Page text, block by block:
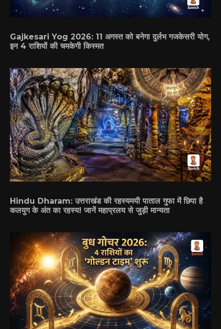
Gajkesari Yog 2026: 11 अगस्त को बनेगा दुर्लभ गजकेसरी योग,
इन 4 राशियों की चमकेगी किस्मत
Hindu Dharam: उत्तराखंड की रहस्यमयी पाताल गुफा में छिपा है
कलयुग के अंत का रहस्य! जानें महाप्रलय से जुड़ी मान्यता